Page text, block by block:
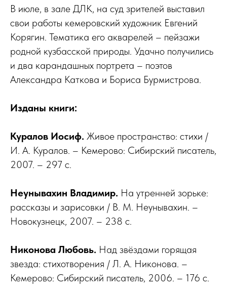
В июле, в зале ДЛК, на суд зрителей выставил
свои работы кемеровский художник Евгений
Корягин. Тематика его акварелей – пейзажи
родной кузбасской природы. Удачно получились
и два карандашных портрета – поэтов
Александра Каткова и Бориса Бурмистрова.
Изданы книги:
Куралов Иосиф. Живое пространство: стихи /
И. А. Куралов. – Кемерово: Сибирский писатель,
2007. – 297 с.
Неунывахин Владимир. На утренней зорьке:
рассказы и зарисовки / В. М. Неунывахин. –
Новокузнецк, 2007. – 238 с.
Никонова Любовь. Над звёздами горящая
звезда: стихотворения / Л. А. Никонова. –
Кемерово: Сибирский писатель, 2006. – 176 с.